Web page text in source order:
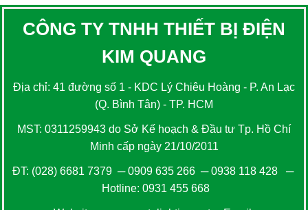
CÔNG TY TNHH THIẾT BỊ ĐIỆN
KIM QUANG
Địa chỉ: 41 đường số 1 - KDC Lý Chiêu Hoàng - P. An Lạc
(Q. Bình Tân) - TP. HCM
MST: 0311259943 do Sở Kế hoạch & Đầu tư Tp. Hồ Chí
Minh cấp ngày 21/10/2011
ĐT: (028) 6681 7379 ─0909 635 266─0938 118 428─
Hotline: 0931 455 668